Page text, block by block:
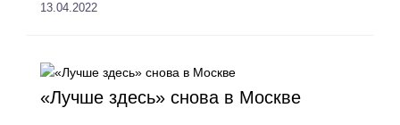
13.04.2022
«Лучше здесь» снова в Москве